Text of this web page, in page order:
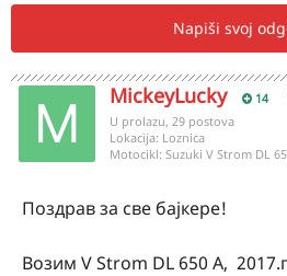
Napiši svoj
MickeyLucky 14
U prolazu, 29 postova
Lokacija: Loznica
Motocikl: Suzuki V Strom DL
Поздравза све бајкере!
Возим V Strom DL 650 A,